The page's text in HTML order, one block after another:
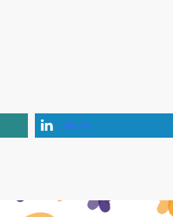
mitteilen